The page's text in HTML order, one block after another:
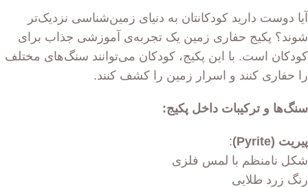
آیا دوست دارید کودکانتان به دنیای زمین‌شناسی نزدیک‌تر
شوند؟ پکیج حفاری زمین یک تجربه‌ی آموزشی جذاب برای
کودکان است. با این پکیج، کودکان می‌توانند سنگ‌های مختلف
را حفاری کنند و اسرار زمین را کشف کنند.
سنگ‌ها و ترکیبات داخل پکیج:
پیریت (Pyrite)
:
شکل نامنظم با لمس فلزی
رنگ زرد طلایی